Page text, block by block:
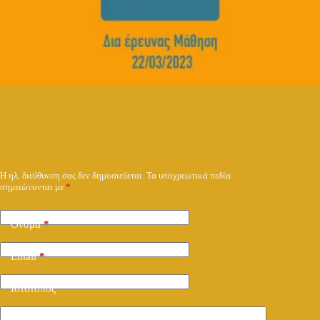
Η ηλ. διεύθυνση σας δεν δημοσιεύεται. Τα υποχρεωτικά πεδία
σημειώνονται με *
Όνομα*
Email*
Ιστότοπος